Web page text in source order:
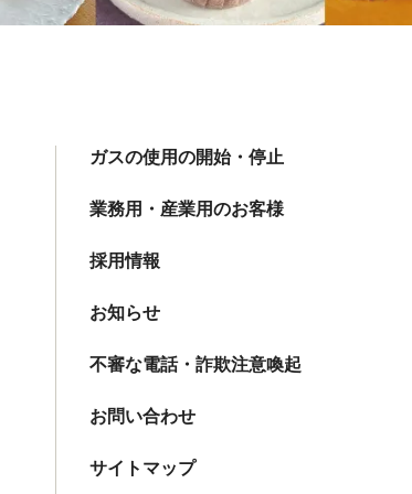
ガスの使用の開始・停止
業務用・産業用のお客様
採用情報
お知らせ
不審な電話・詐欺注意喚起
お問い合わせ
サイトマップ